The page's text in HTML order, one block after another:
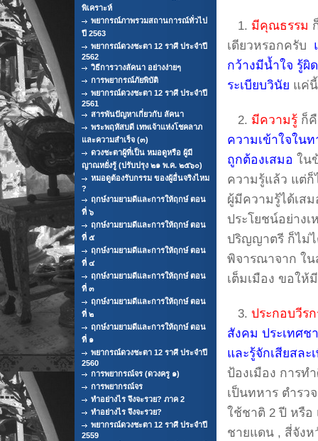
พิเคราะห์
พยากรณ์ภาพรวมสถานการณ์ทั่วไป
ปี 2563
พยากรณ์ดวงชะตา 12 ราศี ประจำปี
2562
วิธีการวางลัคนา อย่างง่ายๆ
การพยากรณ์ภัยพิบัติ
พยากรณ์ดวงชะตา 12 ราศี ประจำปี
2561
สารพันปัญหาเกี่ยวกับ ลัคนา
พระพฤหัสบดี เทพเจ้าแห่งโชคลาภ
และความสำเร็จ (๓)
ดวงชะตาผู้ที่เป็น หมอดูหรือ ผู้มี
ญาณหยั่งรู้ (ปรับปรุง ๒๑ พ.ค. ๒๕๖๐)
หมอดูต้องรับกรรม ของผู้อื่นจริงไหม
?
ฤกษ์งามยามดีและการให้ฤกษ์ ตอน
ที่ ๖
ฤกษ์งามยามดีและการให้ฤกษ์ ตอน
ที่ ๕
ฤกษ์งามยามดีและการให้ฤกษ์ ตอน
ที่ ๔
ฤกษ์งามยามดีและการให้ฤกษ์ ตอน
ที่ ๓
ฤกษ์งามยามดีและการให้ฤกษ์ ตอน
ที่ ๒
ฤกษ์งามยามดีและการให้ฤกษ์ ตอน
ที่ ๑
พยากรณ์ดวงชะตา 12 ราศี ประจำปี
2560
การพยากรณ์จร (ดวงครู ๑)
การพยากรณ์จร
ทำอย่างไร จึงจะรวย? ภาค 2
ทำอย่างไร จึงจะรวย?
พยากรณ์ดวงชะตา 12 ราศี ประจำปี
2559
1. มีคุณธรรม
เดียวหรอกครับ
กว้างมีน้ำใจ รู้
ระเบียบวินัย แค่
2. มีความรู้ ก็
ความเข้าใจใน
ถูกต้องเสมอ ใน
ความรู้แล้ว แต่
ผู้มีความรู้ได้เส
ประโยชน์อย่าง
ปริญญาตรี ก็ไม่ไ
พิจารณาจาก ใ
เต็มเมือง ขอใ
3. ประกอบวีร
สังคม ประเทศช
และรู้จักเสียสล
ป้องเมือง การ
เป็นทหาร ตำร
ใช้ชาติ 2 ปี หรือ
ชายแดน , สี่จัง